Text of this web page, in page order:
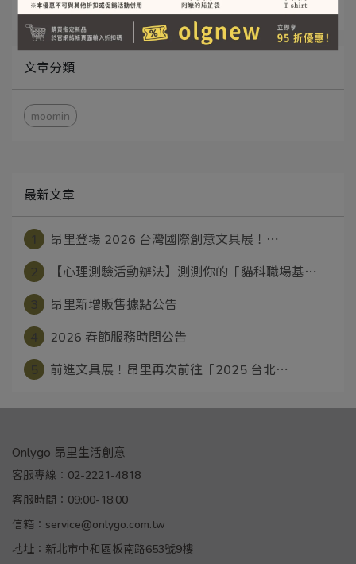
昂里的動物百科
文章分類
moomin
最新文章
昂里登場 2026 台灣國際創意文具展！⋯
【心理測驗活動辦法】測測你的「貓科職場基⋯
昂里新增販售據點公告
2026 春節服務時間公告
前進文具展！昂里再次前往「2025 台北⋯
Onlygo 昂里生活創意
客服專線：02-2221-4818
客服時間：09:00-18:00
信箱：service@onlygo.com.tw
地址：新北市中和區板南路653號9樓